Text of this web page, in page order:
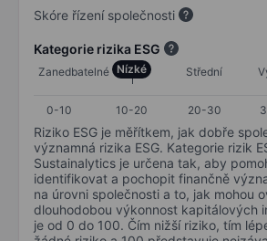
Skóre řízení společnosti
Kategorie rizika ESG
Zanedbatelné Nízké Střední
0-10
10-20 20-30
Riziko ESG je měřítkem, jak dobře
významná rizika ESG. Kategorie rizik
Sustainalytics je určena tak, aby
identifikovat a pochopit finančně
na úrovni společnosti a to, jak mohou
dlouhodobou výkonnost kapitálových
je od 0 do 100. Čím nižší riziko, tím